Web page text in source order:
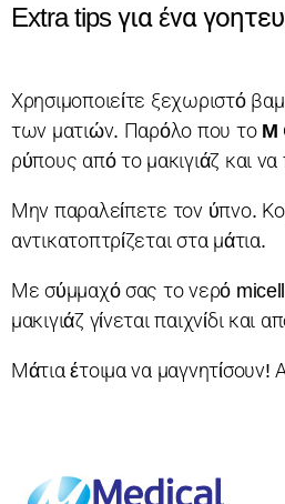
Extra tips για ένα
Χρησιμοποιείτε ξεχωριστό
των ματιών. Παρόλο που το M
ρύπους από το μακιγιάζ και
Μην παραλείπετε τον ύπνο.
αντικατοπτρίζεται στα μάτια.
Με σύμμαχό σας το νερό
μακιγιάζ γίνεται παιχνίδι
Μάτια έτοιμα να